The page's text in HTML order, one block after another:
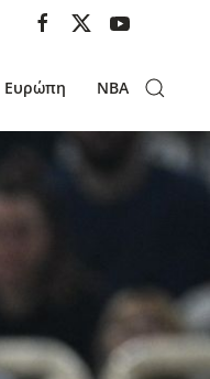
Ευρώπη NBA